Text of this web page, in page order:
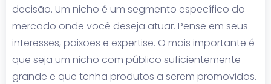
decisão. Um nicho é um segmento específico do
mercado onde você deseja atuar. Pense em seus
interesses, paixões e expertise. O mais importante é
que seja um nicho com público suficientemente
grande e que tenha produtos a serem promovidos.